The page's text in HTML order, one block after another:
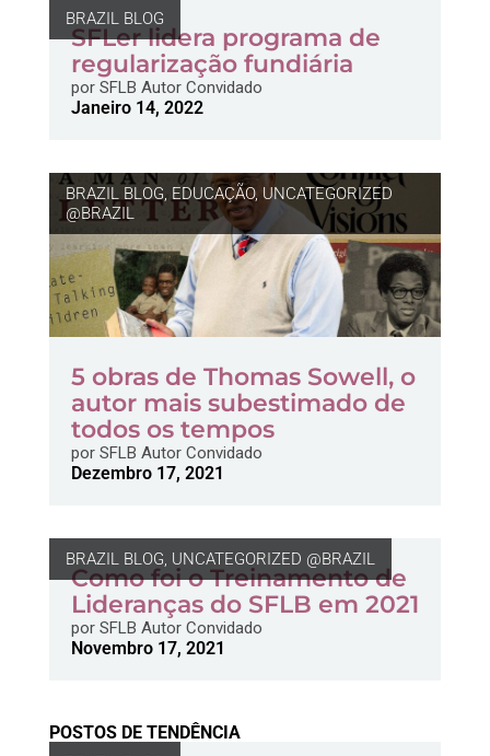
BRAZIL BLOG
SFLer lidera programa de
regularização fundiária
porSFLB Autor Convidado
Janeiro 14, 2022
BRAZIL BLOG, EDUCAÇÃO, UNCATEGORIZED
@BRAZIL
5 obras de Thomas Sowell, o
autor mais subestimado de
todos os tempos
porSFLB Autor Convidado
Dezembro 17, 2021
BRAZIL BLOG, UNCATEGORIZED @BRAZIL
Como foi o Treinamento de
Lideranças do SFLB em 2021
porSFLB Autor Convidado
Novembro 17, 2021
POSTOS DE TENDÊNCIA